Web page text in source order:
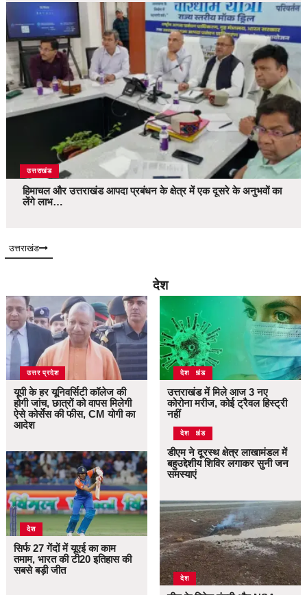
उत्तराखंड
हिमाचल और उत्तराखंड आपदा प्रबंधन के क्षेत्र में एक दूसरे के अनुभवों का
लेंगे लाभ…
उत्तराखंड
देश
उत्तर प्रदेश
यूपी के हर यूनिवर्सिटी कॉलेज की
होगी जांच, छात्रों को वापस मिलेगी
ऐसे कोर्सेस की फीस, CM योगी का
आदेश
देश
सिर्फ 27 गेंदों में यूएई का काम
तमाम, भारत की टी20 इतिहास की
सबसे बड़ी जीत
उत्तराखंड
देश
उत्तराखंड में मिले आज 3 नए
कोरोना मरीज, कोई ट्रैवल हिस्ट्री
नहीं
उत्तराखंड
देश
डीएम ने दूरस्थ क्षेत्र लाखामंडल में
बहुउद्देशीय शिविर लगाकर सुनी जन
समस्याएं
देश